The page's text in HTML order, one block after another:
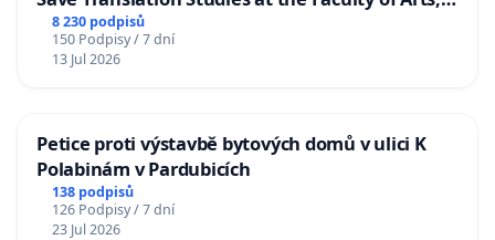
Charles University
8 230 podpisů
150 Podpisy / 7 dní
13 Jul 2026
Petice proti výstavbě bytových domů v ulici K
Polabinám v Pardubicích
138 podpisů
126 Podpisy / 7 dní
23 Jul 2026